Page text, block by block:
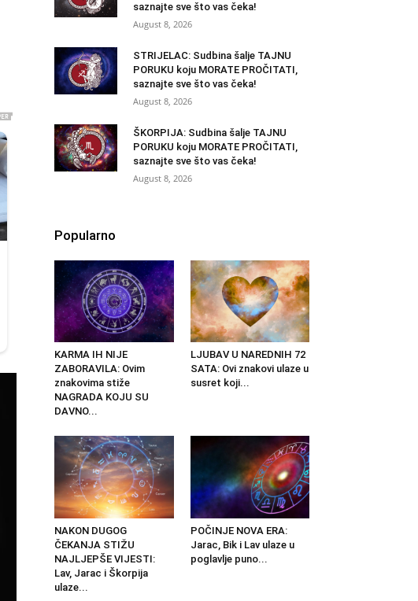
saznajte sve što vas čeka!
August 8, 2026
STRIJELAC: Sudbina šalje TAJNU
PORUKU koju MORATE PROČITATI,
saznajte sve što vas čeka!
August 8, 2026
ŠKORPIJA: Sudbina šalje TAJNU
PORUKU koju MORATE PROČITATI,
saznajte sve što vas čeka!
August 8, 2026
Popularno
KARMA IH NIJE
ZABORAVILA: Ovim
znakovima stiže
NAGRADA KOJU SU
DAVNO...
LJUBAV U NAREDNIH 72
SATA: Ovi znakovi ulaze u
susret koji...
NAKON DUGOG
ČEKANJA STIŽU
NAJLJEPŠE VIJESTI:
Lav, Jarac i Škorpija
ulaze...
POČINJE NOVA ERA:
Jarac, Bik i Lav ulaze u
poglavlje puno...